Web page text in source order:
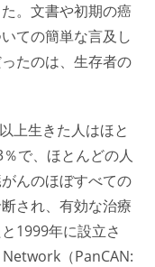
。文書や初期の癌
ての簡単な言及し
たのは、生存者の
上生きた人はほと
で、ほとんどの人
んのほぼすべての
され、有効な治療
1999年に設立さ
（PanCAN: